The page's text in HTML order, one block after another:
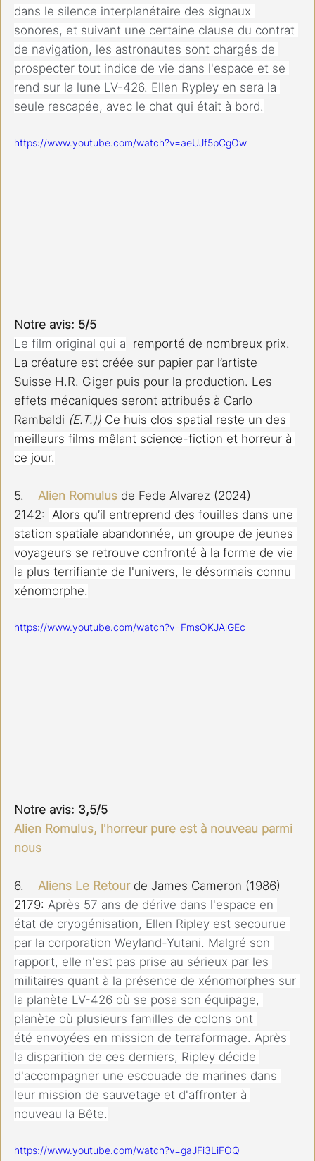
dans le silence interplanétaire des signaux
sonores, et suivant une certaine clause du contrat
de navigation, les astronautes sont chargés de
prospecter tout indice de vie dans l'espace et se
rend sur la lune LV-426. Ellen Rypley en sera la
seule rescapée, avec le chat qui était à bord.
https://www.youtube.com/watch?v=aeUJf5pCgOw
Notre avis: 5/5
Le film original qui a remporté de nombreux prix.
La créature est créée sur papier par l’artiste
Suisse H.R. Giger puis pour la production. Les
effets mécaniques seront attribués à Carlo
Rambaldi (E.T.)) Ce huis clos spatial reste un des
meilleurs films mêlant science-fiction et horreur à
ce jour.
5. Alien Romulus de Fede Alvarez (2024)
2142: Alors qu’il entreprend des fouilles dans une
station spatiale abandonnée, un groupe de jeunes
voyageurs se retrouve confronté à la forme de vie
la plus terrifiante de l'univers, le désormais connu
xénomorphe.
https://www.youtube.com/watch?v=FmsOKJAlGEc
Notre avis: 3,5/5
Alien Romulus, l'horreur pure est à nouveau parmi
nous
6. Aliens Le Retour de James Cameron (1986)
2179: Après 57 ans de dérive dans l'espace en
état de cryogénisation, Ellen Ripley est secourue
par la corporation Weyland-Yutani. Malgré son
rapport, elle n'est pas prise au sérieux par les
militaires quant à la présence de xénomorphes sur
la planète LV-426 où se posa son équipage,
planète où plusieurs familles de colons ont
été envoyées en mission de terraformage. Après
la disparition de ces derniers, Ripley décide
d'accompagner une escouade de marines dans
leur mission de sauvetage et d'affronter à
nouveau la Bête.
https://www.youtube.com/watch?v=gaJFi3LiFOQ